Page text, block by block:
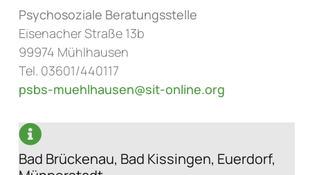
Psychosoziale Beratungsstelle
Eisenacher Straße 13b
99974 Mühlhausen
Tel. 03601/440117
psbs-muehlhausen@sit-online.org
Bad Brückenau, Bad Kissingen, Euerdorf,